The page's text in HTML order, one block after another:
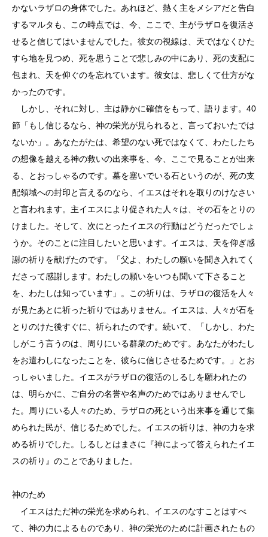
かないラザロの身体でした。あれほど、熱く主をメシアだと告白
するマルタも、この時点では、今、ここで、主がラザロを復活さ
せると信じてはいませんでした。彼女の視線は、天ではなくひた
すら地を見つめ、死を思うことで悲しみの中にあり、死の支配に
包まれ、天を仰ぐのを忘れています。彼女は、悲しくて仕方がな
かったのです。
しかし、それに対し、主は静かに確信をもって、語ります。40
節「もし信じるなら、神の栄光が見られると、言っておいたでは
ないか」。あなたがたは、希望のない死ではなくて、わたしたち
の想像を越える神の救いの出来事を、今、ここで見ることが出来
る、とおっしゃるのです。墓を塞いでいる石というのが、死の支
配領域への封印と言えるのなら、イエスはそれを取りのけなさい
と言われます。主イエスにより促された人々は、その石をとりの
けました。そして、次にとったイエスの行動はどうだったでしょ
うか。そのことに注目したいと思います。イエスは、天を仰ぎ感
謝の祈りを献げたのです。「父よ、わたしの願いを聞き入れてく
ださって感謝します。わたしの願いをいつも聞いて下さること
を、わたしは知っています」。この祈りは、ラザロの復活を人々
が見たあとに祈った祈りではありません。イエスは、人々が石を
とりのけた後すぐに、祈られたのです。続いて、「しかし、わた
しがこう言うのは、周りにいる群衆のためです。あなたがわたし
をお遣わしになったことを、彼らに信じさせるためです。」とお
っしゃいました。イエスがラザロの復活のしるしを願われたの
は、明らかに、ご自分の名誉や名声のためではありませんでし
た。周りにいる人々のため、ラザロの死という出来事を通じて集
められた民が、信じるためでした。イエスの祈りは、神の力を求
める祈りでした。しるしとはまさに『神によって答えられたイエ
スの祈り』のことでありました。
神のため
イエスはただ神の栄光を求められ、イエスのなすことはすべ
て、神の力によるものであり、神の栄光のために計画されたもの